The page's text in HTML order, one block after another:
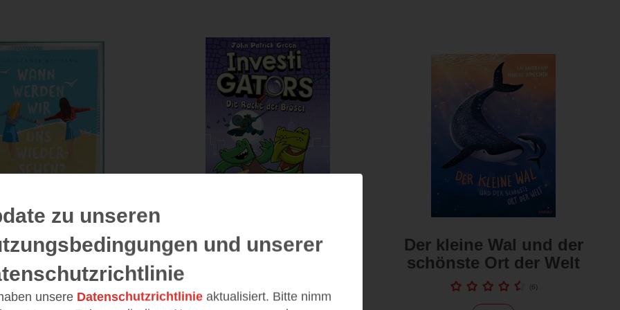
werden wir uns
die Ostsee und
in die Freiheit
Die Rache der Brösel
Der kleine Wal und der
schönste Ort der Welt
(6)
zu unseren
und unserer
unsere Datenschutzrichtlinie aktualisiert. Bitte nimm